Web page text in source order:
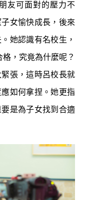
友可面對的壓力不
女愉快成長，後來
她認識有名校生，
，究竟為什麼呢？
張，這時呂校長就
如何拿捏。她更指
是為子女找到合適